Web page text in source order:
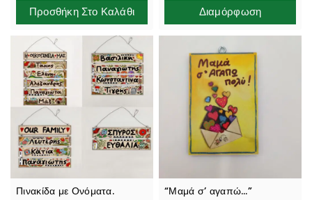
Προσθήκη Στο Καλάθι Διαμόρφωση
Πινακίδα με Ονόματα. “Μαμά σ’ αγαπώ…”